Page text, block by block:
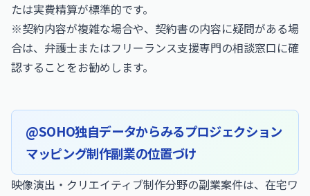
たは実費精算が標準的です。
※契約内容が複雑な場合や、契約書の内容に疑問がある場
合は、弁護士またはフリーランス支援専門の相談窓口に確
認することをお勧めします。
@SOHO独自データからみるプロジェクション
マッピング制作副業の位置づけ
映像演出・クリエイティブ制作分野の副業案件は、在宅ワ